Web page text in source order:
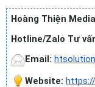
Hoàng Thiện
Hotline/Zalo Tư
Email:
Website: